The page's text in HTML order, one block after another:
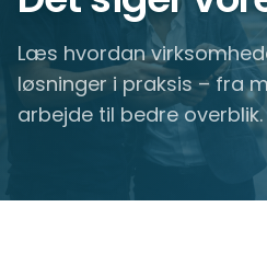
Læs hvordan
løsninger i praksis – fra
arbejde til bedre overblik.